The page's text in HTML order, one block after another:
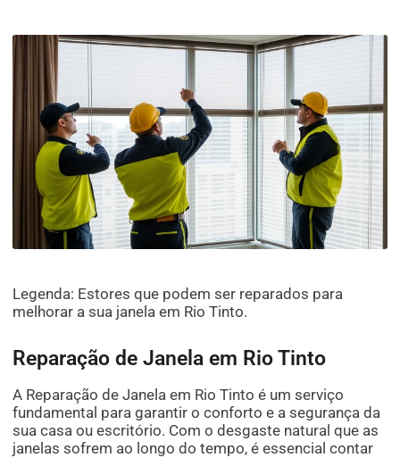
Legenda: Estores que podem ser reparados para
melhorar a sua janela em Rio Tinto.
Reparação de Janela em Rio Tinto
A Reparação de Janela em Rio Tinto é um serviço
fundamental para garantir o conforto e a segurança da
sua casa ou escritório. Com o desgaste natural que as
janelas sofrem ao longo do tempo, é essencial contar